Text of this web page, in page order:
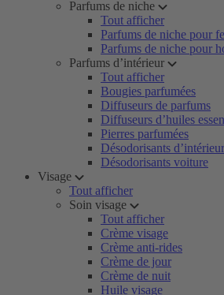
Parfums de niche
Tout afficher
Parfums de niche pour
Parfums de niche pour
Parfums d’intérieur
Tout afficher
Bougies parfumées
Diffuseurs de parfums
Diffuseurs d’huiles
Pierres parfumées
Désodorisants d’intérieur
Désodorisants voiture
Visage
Tout afficher
Soin visage
Tout afficher
Crème visage
Crème anti-rides
Crème de jour
Crème de nuit
Huile visage